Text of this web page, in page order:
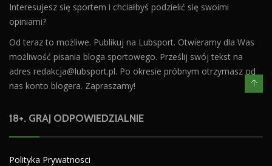
Interesujesz się sportem i chciałbyś podzielić się swoimi
opiniami?
Od teraz to możliwe. Publikuj na Lubsport. Otwieramy dla Was
możliwość pisania bloga sportowego. Prześlij swój tekst na
adres redakcja@lubsport.pl. Po okresie próbnym otrzymasz od
nas konto blogera. Zapraszamy!
18+. GRAJ ODPOWIEDZIALNIE
Polityka Prywatnosci